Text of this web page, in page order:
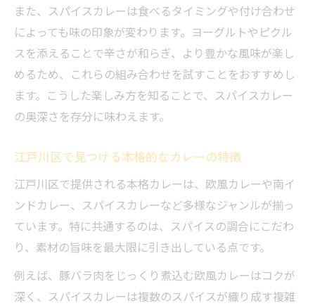
カレー料理に欠かせないスパイスの役割
小金井市カレー巡りで新たな一皿に出会う喜び
カレー巡りで発見する小金井市の名店
おいしいカレーに出会うための巡り方ガイ
カレー好きがリピートする飲食店の選び方
新たなカレーの一皿に出会う瞬間の魅力
日常に彩りを添えるカレーの楽しみ方徹底解説
カレーを日常で楽しむためのアイデア集
スパイスカレーで食卓に彩りをプラス
日常で味わえる本格カレーの取り入れ方
毎日でも飽きないカレーの楽しみポイント
また、スパイスカレーは食べるタイミングや付け合わせ
によっても味の印象が変わります。ヨーグルトやピクル
スを添えることで辛さが和らぎ、より豊かな風味が楽し
めるため、これらの組み合わせを試すことをおすすめし
ます。こうした楽しみ方を知ることで、スパイスカレー
の奥深さを存分に味わえます。
江戸川区で見つける本格的なカレーの特徴
江戸川区で提供される本格カレーは、欧風カレーや南イ
ンドカレー、スパイスカレーなど多様なジャンルが揃っ
ています。特に共通するのは、スパイスの調合にこだわ
り、素材の旨味を最大限に引き出している点です。
例えば、豚バラ肉をじっくり煮込む欧風カレーはコクが
深く、スパイスカレーは複数のスパイスが織り成す複雑